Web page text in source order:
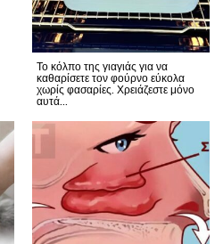
Το κόλπο της γιαγιάς για να
καθαρίσετε τον φούρνο εύκολα
χωρίς φασαρίες. Χρειάζεστε μόνο
αυτά...